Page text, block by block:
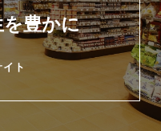
豊かに
ト